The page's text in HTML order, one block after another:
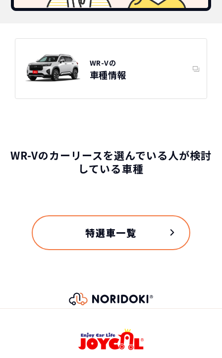
WR-Vの
車種情報
WR-Vのカーリースを選んでいる人が検討
している車種
特選車一覧